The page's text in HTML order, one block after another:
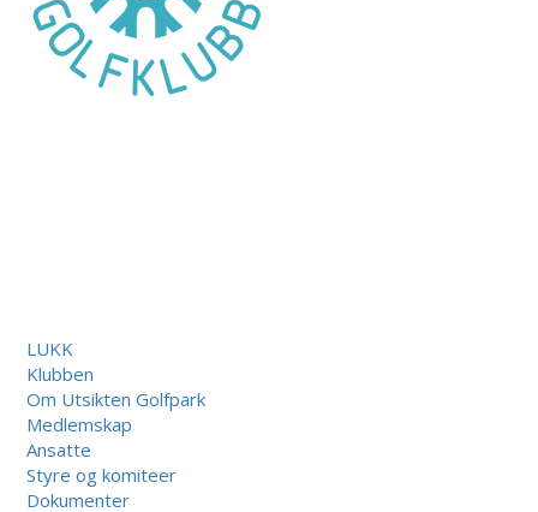
LUKK
Klubben
Om Utsikten Golfpark
Medlemskap
Ansatte
Styre og komiteer
Dokumenter